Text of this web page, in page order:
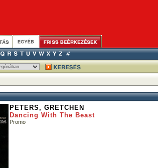
PETERS, GRETCHEN
Dancing With The Beast
Promo